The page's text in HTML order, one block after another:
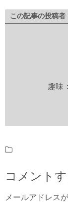
この記事の投稿者
趣味
山
絵
コメントす
メールアドレス